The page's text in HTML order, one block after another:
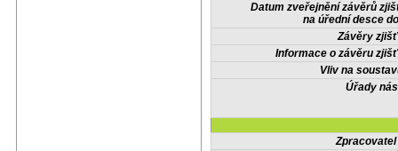
Datum zveřejnění závěrů
na úřední desce
Závěry
Informace o závěru
Vliv na
Úřady